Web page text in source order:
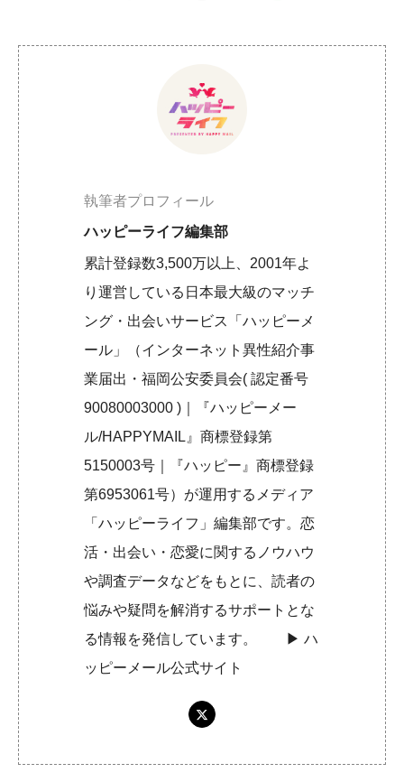
執筆者プロフィール
ハッピーライフ編集部
累計登録数3,500万以上、2001年よ
り運営している日本最大級のマッチ
ング・出会いサービス「ハッピーメ
ール」（インターネット異性紹介事
業届出・福岡公安委員会( 認定番号
90080003000 )｜『ハッピーメー
ル/HAPPYMAIL』商標登録第
5150003号｜『ハッピー』商標登録
第6953061号）が運用するメディア
「ハッピーライフ」編集部です。恋
活・出会い・恋愛に関するノウハウ
や調査データなどをもとに、読者の
悩みや疑問を解消するサポートとな
る情報を発信しています。 ▶︎ハ
ッピーメール公式サイト